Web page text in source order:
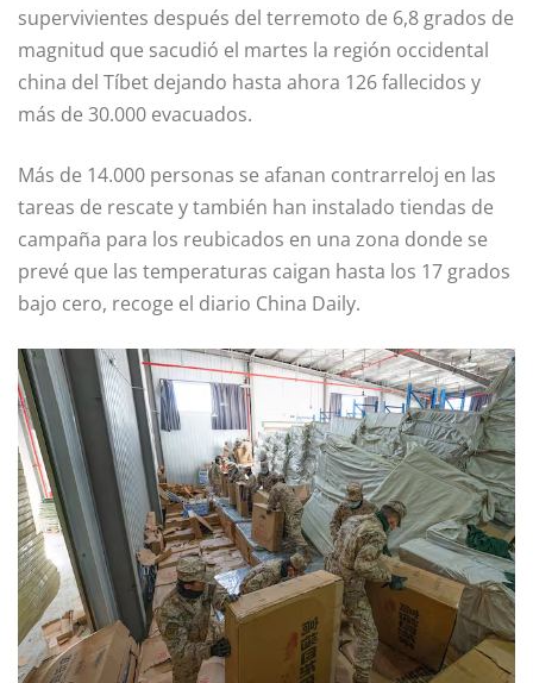
supervivientes después del terremoto de 6,8 grados de
magnitud que sacudió el martes la región occidental
china del Tíbet dejando hasta ahora 126 fallecidos y
más de 30.000 evacuados.
Más de 14.000 personas se afanan contrarreloj en las
tareas de rescate y también han instalado tiendas de
campaña para los reubicados en una zona donde se
prevé que las temperaturas caigan hasta los 17 grados
bajo cero, recoge el diario China Daily.